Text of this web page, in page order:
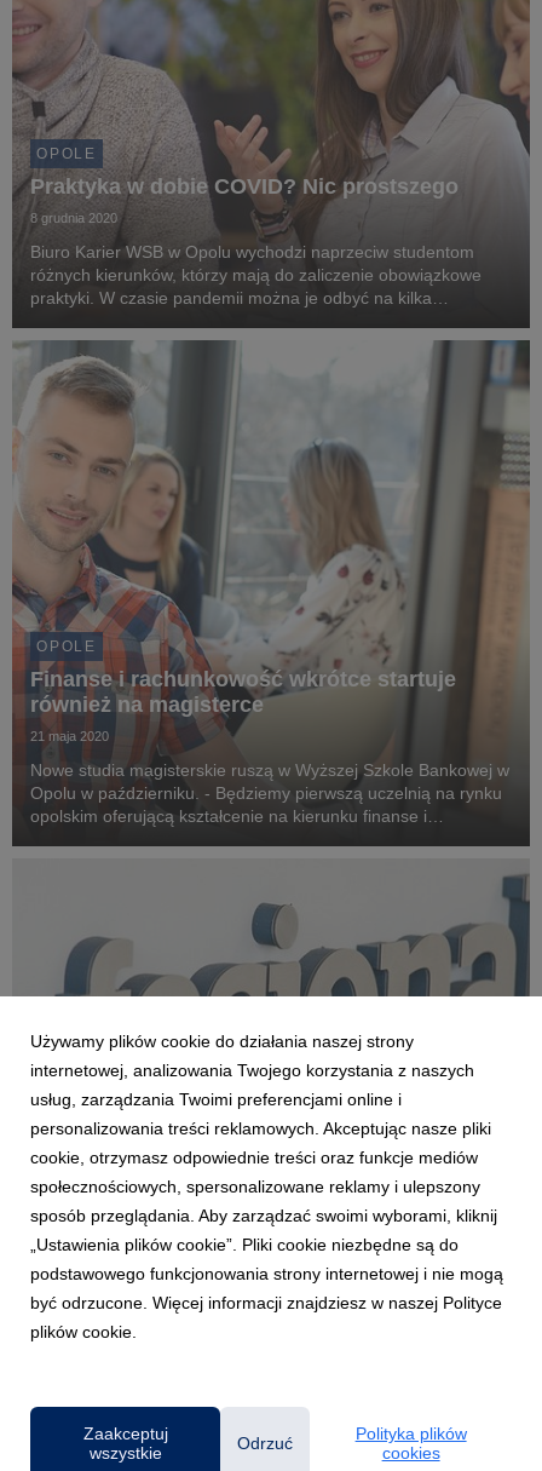
OPOLE
Praktyka w dobie COVID? Nic prostszego
8 grudnia 2020
Biuro Karier WSB w Opolu wychodzi naprzeciw studentom
różnych kierunków, którzy mają do zaliczenie obowiązkowe
praktyki. W czasie pandemii można je odbyć na kilka
studentów do wspierania sanepidu i innych instytuc...
OPOLE
Finanse i rachunkowość wkrótce startuje
również na magisterce
21 maja 2020
Nowe studia magisterskie ruszą w Wyższej Szkole Bankowej w
Opolu w październiku. - Będziemy pierwszą uczelnią na rynku
opolskim oferującą kształcenie na kierunku finanse i
OPOLE
Być jak uczeń Michała Anioła - kreatywny
projekt trzech europejskich uczelni.
23 października 2019
Zaglądając do encyklopedii PWN pod hasło „fresk”, dowiemy
się, że jest to technika malarstwa ściennego, polegająca na
malowaniu na mokrym tynku (pokrytym kilkoma warstwami
Używamy plików cookie do działania naszej strony
internetowej, analizowania Twojego korzystania z naszych
usług, zarządzania Twoimi preferencjami online i
personalizowania treści reklamowych. Akceptując nasze pliki
cookie, otrzymasz odpowiednie treści oraz funkcje mediów
społecznościowych, spersonalizowane reklamy i ulepszony
sposób przeglądania. Aby zarządzać swoimi wyborami, kliknij
„Ustawienia plików cookie”. Pliki cookie niezbędne są do
podstawowego funkcjonowania strony internetowej i nie mogą
być odrzucone. Więcej informacji znajdziesz w naszej Polityce
plików cookie.
Zaakceptuj
wszystkie
Odrzuć
Polityka plików
cookies